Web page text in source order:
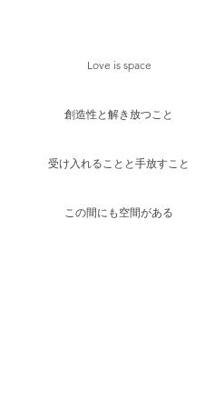
Love is space
創造性と解き放つこと
受け入れることと手放すこと
この間にも空間がある